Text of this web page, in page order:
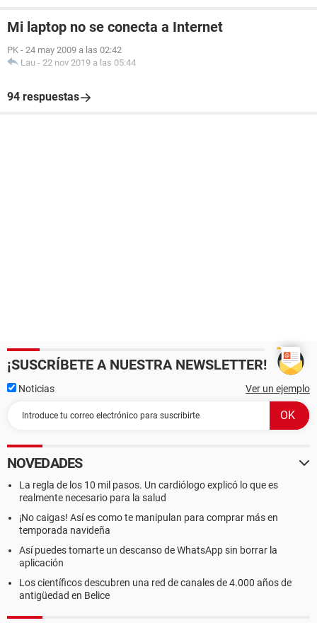
Mi laptop no se conecta a Internet
PK - 24 may 2009 a las 02:42
Lau - 22 nov 2019 a las 05:44
94 respuestas
¡SUSCRÍBETE A NUESTRA NEWSLETTER!
Noticias Ver un ejemplo
NOVEDADES
La regla de los 10 mil pasos. Un cardiólogo explicó lo que es
realmente necesario para la salud
¡No caigas! Así es como te manipulan para comprar más en
temporada navideña
Así puedes tomarte un descanso de WhatsApp sin borrar la
aplicación
Los científicos descubren una red de canales de 4.000 años de
antigüedad en Belice